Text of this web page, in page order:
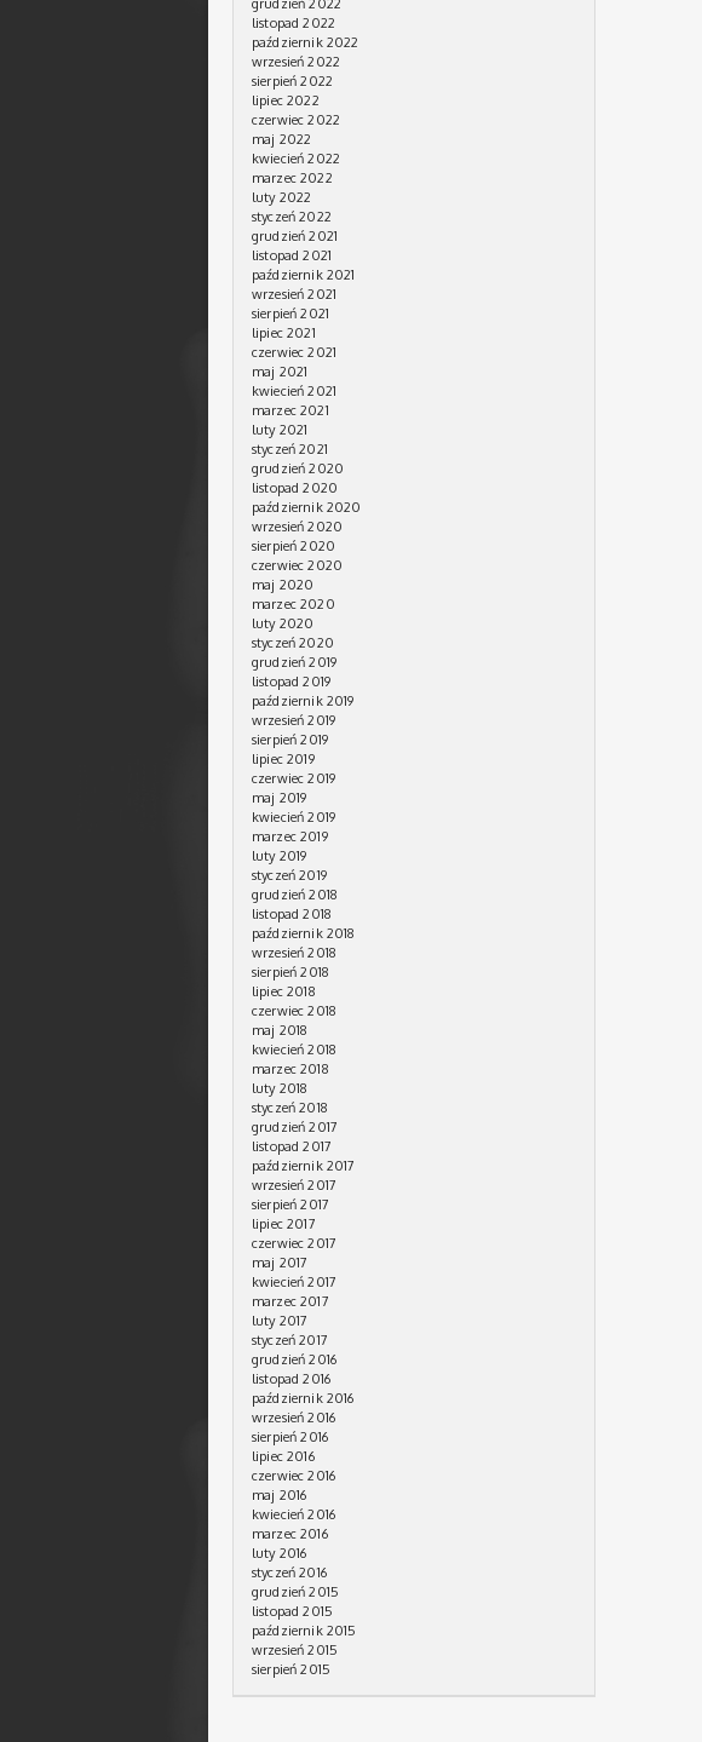
grudzień 2022
listopad 2022
październik 2022
wrzesień 2022
sierpień 2022
lipiec 2022
czerwiec 2022
maj 2022
kwiecień 2022
marzec 2022
luty 2022
styczeń 2022
grudzień 2021
listopad 2021
październik 2021
wrzesień 2021
sierpień 2021
lipiec 2021
czerwiec 2021
maj 2021
kwiecień 2021
marzec 2021
luty 2021
styczeń 2021
grudzień 2020
listopad 2020
październik 2020
wrzesień 2020
sierpień 2020
czerwiec 2020
maj 2020
marzec 2020
luty 2020
styczeń 2020
grudzień 2019
listopad 2019
październik 2019
wrzesień 2019
sierpień 2019
lipiec 2019
czerwiec 2019
maj 2019
kwiecień 2019
marzec 2019
luty 2019
styczeń 2019
grudzień 2018
listopad 2018
październik 2018
wrzesień 2018
sierpień 2018
lipiec 2018
czerwiec 2018
maj 2018
kwiecień 2018
marzec 2018
luty 2018
styczeń 2018
grudzień 2017
listopad 2017
październik 2017
wrzesień 2017
sierpień 2017
lipiec 2017
czerwiec 2017
maj 2017
kwiecień 2017
marzec 2017
luty 2017
styczeń 2017
grudzień 2016
listopad 2016
październik 2016
wrzesień 2016
sierpień 2016
lipiec 2016
czerwiec 2016
maj 2016
kwiecień 2016
marzec 2016
luty 2016
styczeń 2016
grudzień 2015
listopad 2015
październik 2015
wrzesień 2015
sierpień 2015